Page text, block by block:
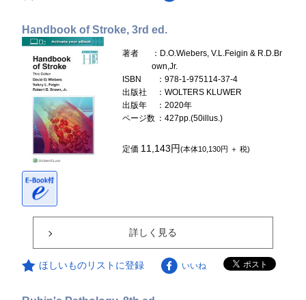
Handbook of Stroke, 3rd ed.
著者
：D.O.Wiebers, V.L.Feigin & R.D.Br
own,Jr.
ISBN
：978-1-975114-37-4
出版社
：WOLTERS KLUWER
出版年
：2020年
ページ数 ：427pp.(50illus.)
定価 11,143円(本体10,130円 ＋ 税)
詳しく見る
ほしいものリストに登録 いいね